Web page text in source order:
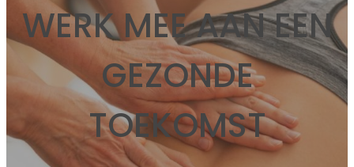
WERK MEE AAN EEN
GEZONDE
TOEKOMST